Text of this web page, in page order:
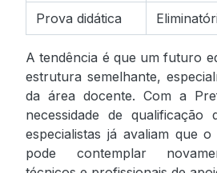
Prova didática
A tendência é que um futuro
estrutura semelhante,
da área docente. Com a
necessidade de qualificação
especialistas já avaliam que
pode contemplar